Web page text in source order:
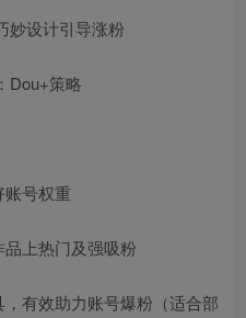
妙设计引导涨粉
Dou+策略
号权重
上热门及强吸粉
有效助力账号爆粉（适合部